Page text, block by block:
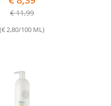
€ 11,99
(€ 2,80/100 ML)